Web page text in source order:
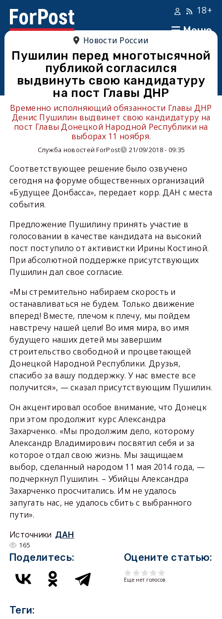
Меню
18+
Новости России
Пушилин перед многотысячной
публикой согласился
выдвинуть свою кандидатуру
на пост Главы ДНР
Временно исполняющий обязанности Главы ДНР
Денис Пушилин выдвинет свою кандидатуру на
пост Главы Донецкой Народной Республики на
выборах 11 ноября.
Служба новостей ForPost 21/09/2018 - 09:35
Соответствующее решение было озвучено
сегодня на форуме общественных организаций
«Будущее Донбасса», передает корр. ДАН с места
события.
Предложение Пушилину принять участие в
голосовании в качестве кандидата на высокий
пост поступило от активистки Ирины Костиной.
При абсолютной поддержке присутствующих
Пушилин дал свое согласие.
«Мы стремительно набираем скорость и
останавливаться не будем. Только движение
вперед! Вместе, плечом к плечу, мы пойдем
навстречу нашей цели! Во имя мира, во имя
будущего наших детей мы завершим
строительство свободной и процветающей
Донецкой Народной Республики. Друзья,
спасибо за вашу поддержку. У нас вместе все
получится», — сказал присутствующим Пушилин.
Он акцентировал особое внимание, что Донецк
при этом продолжит курс Александра
Захарченко. «Мы продолжим дело, которому
Александр Владимирович посвятил себя и за
которое отдал свою жизнь. Мы защищаем
выбор, сделанный народом 11 мая 2014 года, —
подчеркнул Пушилин. – Убийцы Александра
Захарченко просчитались. Им не удалось
запугать нас, не удалось сбить с выбранного
пути».
Источники ДАН
165
Поделитесь: Оцените статью:
Еще нет голосов
Теги: